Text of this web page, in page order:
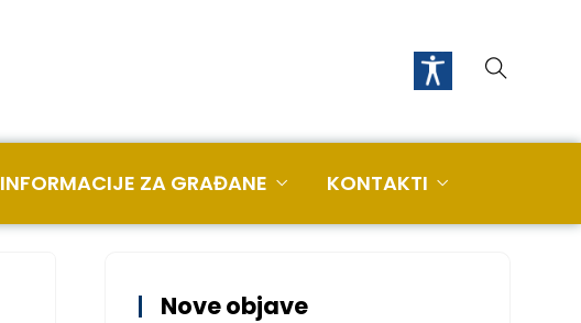
INFORMACIJE ZA GRAĐANE KONTAKTI
Nove objave